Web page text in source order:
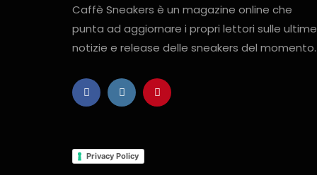
Caffè Sneakers è un magazine online che
punta ad aggiornare i propri lettori sulle ultime
notizie e release delle sneakers del momento.
Privacy Policy